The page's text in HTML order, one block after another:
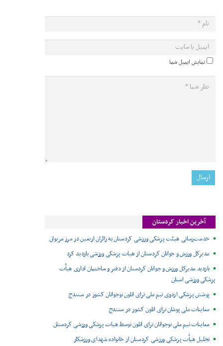
نمایش ایمیل شما
آخرین اخبار کردستان
خدمت‌رسانی هیئت پزشکی ورزشی کردستان به زائران اربعین در مرز مریوان
مدیرکل ورزش و جوانان کردستان از هیات پزشکی ورزشی بازدید کرد
بازدید مدیرکل ورزش و جوانان کردستان از دفتر و ساختمان اداری هیأت
پزشکی ورزشی استان
پوشش پزشکی اردوی تیم ملی ترای اتلون نوجوانان کشور در سنندج
معاینات ملی پوشان ترای اتلون کشور در سنندج
معاینات تیم ملی نوجوانان ترای اتلون توسط هیات پزشکی ورزشی کردستان
تجلیل هیأت پزشکی ورزشی کردستان از خانواده شهدای ورزشکار